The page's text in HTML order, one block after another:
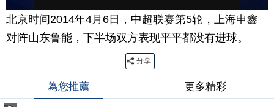
北京时间2014年4月6日，中超联赛第5轮，上海申鑫
对阵山东鲁能，下半场双方表现平平都没有进球。
分享
為您推薦 更多精彩